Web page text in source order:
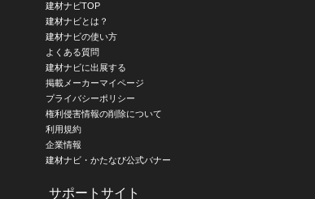
建材ナビTOP
建材ナビとは？
建材ナビの使い方
よくある質問
建材ナビに出展する
掲載メーカーマイページ
プライバシーポリシー
権利侵害情報の削除について
利用規約
企業情報
建材ナビ・かたなび公式バナー
サポートサイト